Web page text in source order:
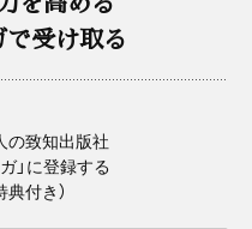
受け取る
の致知出版社
」に登録する
付き）